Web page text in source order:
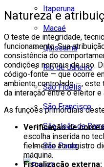
Itaperuna
Macaé
Quissamã
Rio de Janeiro
São Fidélis
São Francisco
São João da
São Paulo
Natureza e
O teste de integridade,
funcionamento. Sua
consistência do
condições normais de uso.
código-fonte — que ocorre
ambiente controlado —,
da interação entre o eleitor e
As funções primordiais
Verificação de
escolha inserida no
fielmente ao registro
máquina.
Fiscalização externa: